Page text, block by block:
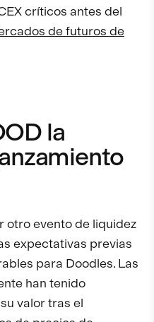
críticos antes del
de futuros de
la
otro evento de liquidez
expectativas previas
para Doodles. Las
han tenido
valor tras el